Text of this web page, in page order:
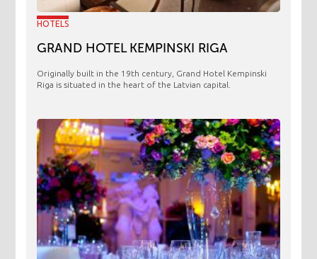
HOTELS
GRAND HOTEL KEMPINSKI RIGA
Originally built in the 19th century, Grand Hotel Kempinski
Riga is situated in the heart of the Latvian capital.